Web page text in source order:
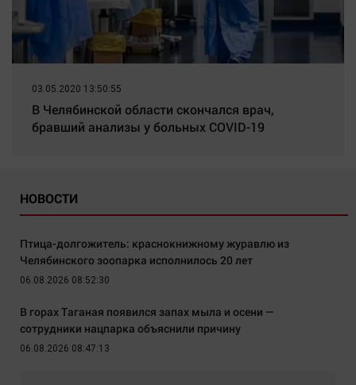
03.05.2020 13:50:55
В Челябинской области скончался врач,
бравший анализы у больных COVID-19
НОВОСТИ
Птица-долгожитель: краснокнижному журавлю из
Челябинского зоопарка исполнилось 20 лет
06.08.2026 08:52:30
В горах Таганая появился запах мыла и осени —
сотрудники нацпарка объяснили причину
06.08.2026 08:47:13